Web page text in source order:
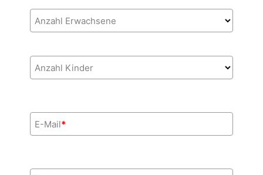
Anzahl Erwachsene
Anzahl Kinder
E-Mail*